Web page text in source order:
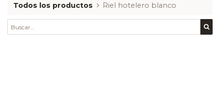
Todos los productos Riel hotelero blanco